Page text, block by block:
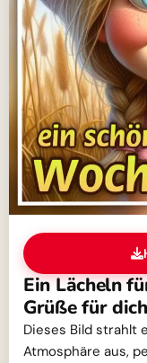
Ein Lächeln
Grüße für
Dieses Bild strahlt
Atmosphäre aus,